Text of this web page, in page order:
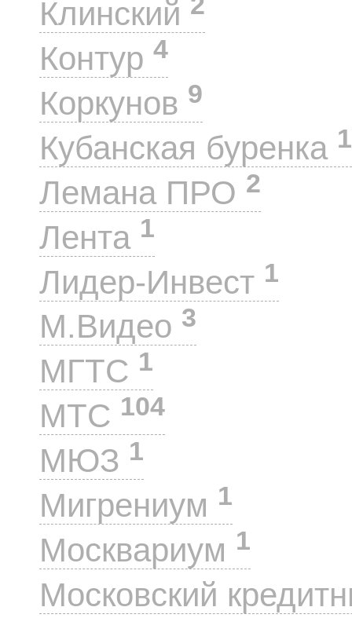
Клинский
Контур 4
Коркунов 9
Кубанская буренка 1
Лемана ПРО 2
Лента 1
Лидер-Инвест 1
М.Видео 3
МГТС 1
МТС 104
МЮЗ 1
Мигрениум 1
Москвариум 1
Московский